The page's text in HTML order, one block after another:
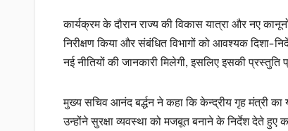
कार्यक्रम के दौरान राज्य की विकास यात्रा और नए
निरीक्षण किया और संबंधित विभागों को आवश्यक दिशा-
नई नीतियों की जानकारी मिलेगी, इसलिए इसकी प्रस्तुति
मुख्य सचिव आनंद बर्द्धन ने कहा कि केन्द्रीय गृह मंत्री का
उन्होंने सुरक्षा व्यवस्था को मजबूत बनाने के निर्देश देते